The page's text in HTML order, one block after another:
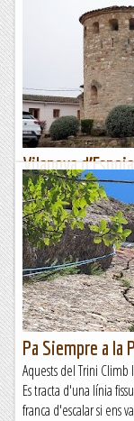
Vilanova
Seca (496 m)
Dimarts 26 de març de
Ubicació: Comarca de
(11 km) Desnivell: 246
Maifemcim.cat
Pa Siempre a la
Aquests del Trini
Es tracta d'una línia
franca d'escalar si ens